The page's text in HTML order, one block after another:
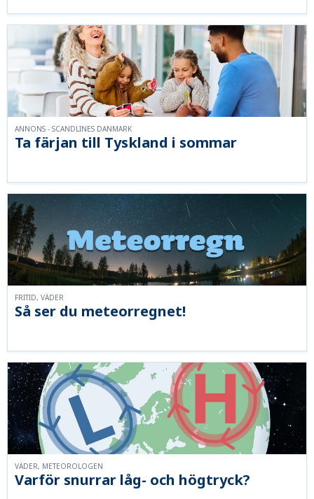
Ta färjan till Tyskland i sommar
ANNONS - SCANDLINES DANMARK
Så ser du meteorregnet!
FRITID, VÄDER
Varför snurrar låg- och högtryck?
VÄDER, METEOROLOGEN